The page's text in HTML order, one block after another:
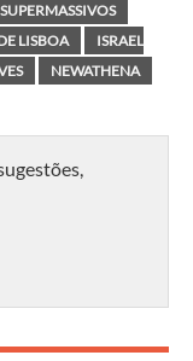
LISBOA
ISRAEL
NEWATHENA